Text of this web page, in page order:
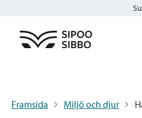
Framsida Miljö och djur